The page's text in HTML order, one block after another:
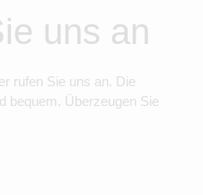
uns an
rufen Sie uns an. Die
bequem. Überzeugen Sie